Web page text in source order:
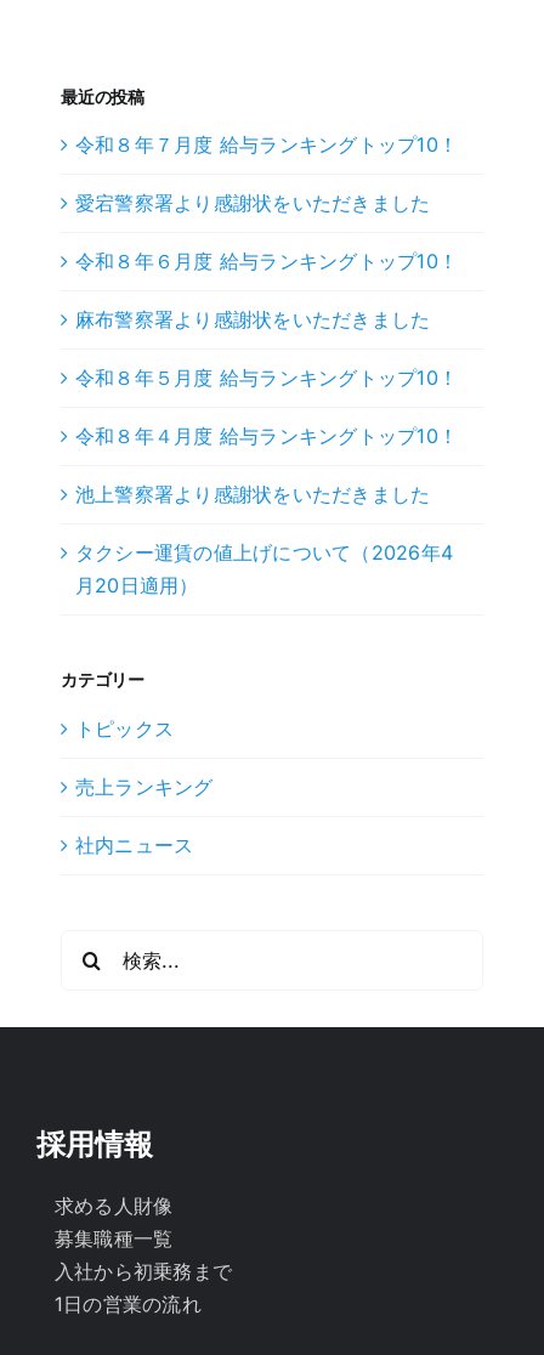
最近の投稿
令和８年７月度 給与ランキングトップ10！
愛宕警察署より感謝状をいただきました
令和８年６月度 給与ランキングトップ10！
麻布警察署より感謝状をいただきました
令和８年５月度 給与ランキングトップ10！
令和８年４月度 給与ランキングトップ10！
池上警察署より感謝状をいただきました
タクシー運賃の値上げについて（2026年4
月20日適用）
カテゴリー
トピックス
売上ランキング
社内ニュース
採用情報
求める人財像
募集職種一覧
入社から初乗務まで
1日の営業の流れ